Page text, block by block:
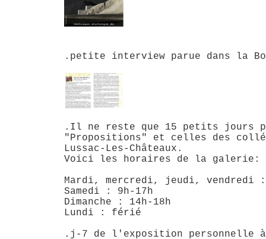
.petite interview parue dans la
.Il ne reste que 15 petits jours
"Propositions" et celles des
Lussac-Les-Châteaux.
Voici les horaires de la galerie:
Mardi, mercredi, jeudi, vendredi :
Samedi : 9h-17h
Dimanche : 14h-18h
Lundi : férié
.j-7 de l'exposition personnelle à